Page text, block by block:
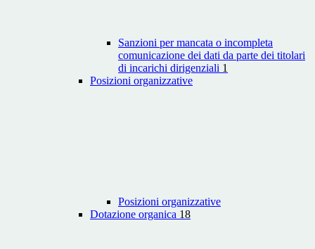
Sanzioni per mancata o incompleta
comunicazione dei dati da parte dei titolari
di incarichi dirigenziali 1
Posizioni organizzative
Posizioni organizzative
Dotazione organica 18